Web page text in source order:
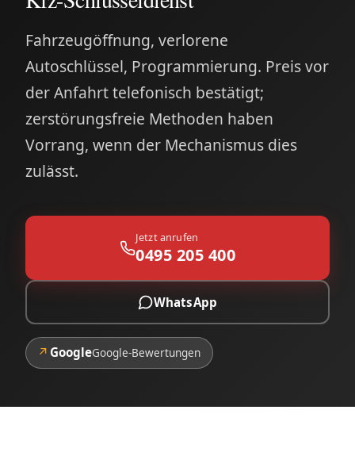
Fahrzeugöffnung, verlorene
Autoschlüssel, Programmierung. Preis vor
der Anfahrt telefonisch bestätigt;
zerstörungsfreie Methoden haben
Vorrang, wenn der Mechanismus dies
zulässt.
Jetzt anrufen
0495 205 400
WhatsApp
↗ GoogleGoogle-Bewertungen